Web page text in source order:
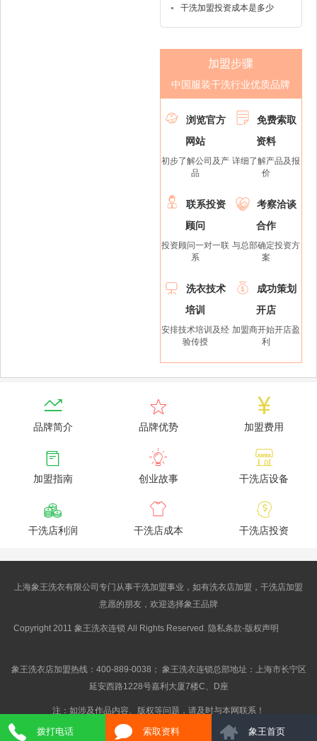
干洗加盟投资成本是多少
加盟步骤
中国服装干洗行业优质品牌

浏览官方
网站
初步了解公司及产
品

免费索取
资料
详细了解产品及报
价

联系投资
顾问
投资顾问一对一联
系

考察洽谈
合作
与总部确定投资方
案

洗衣技术
培训
安排技术培训及经
验传授

成功策划
开店
加盟商开始开店盈
利

品牌简介

品牌优势

加盟费用

加盟指南

创业故事

干洗店设备

干洗店利润

干洗店成本

干洗店投资
上海象王洗衣有限公司专门从事干洗加盟事业，如有洗衣店加盟，干洗店加盟
意愿的朋友，欢迎选择象王品牌
Copyright 2011 象王洗衣连锁 All Rights Reserved. 隐私条款-版权声明
象王洗衣店加盟热线：400-889-0038； 象王洗衣连锁总部地址：上海市长宁区
延安西路1228号嘉利大厦7楼C、D座
注：如涉及作品内容、版权等问题，请及时与本网联系！
拨打电话 索取资料 象王首页